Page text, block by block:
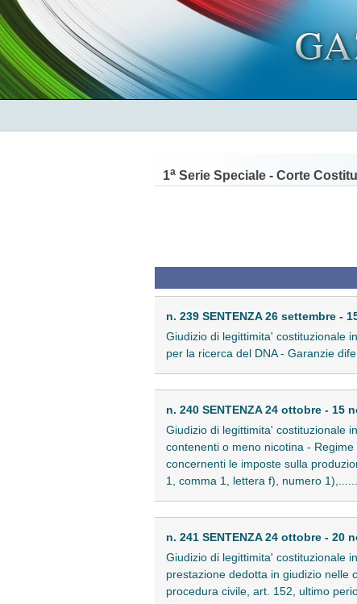
1a Serie Speciale - Corte
n. 239 SENTENZA 26 settembre -
Giudizio di legittimita' costituzionale
per la ricerca del DNA - Garanzie
n. 240 SENTENZA 24 ottobre - 15
Giudizio di legittimita' costituzionale
contenenti o meno nicotina -
concernenti le imposte sulla
1, comma 1, lettera f), numero
n. 241 SENTENZA 24 ottobre - 20
Giudizio di legittimita' costituzionale
prestazione dedotta in giudizio nelle
procedura civile, art. 152, ultimo